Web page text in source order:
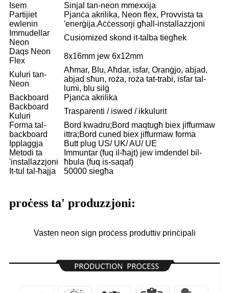
Isem
Sinjal tan-neon mmexxija
Partijiet
ewlenin
Pjanċa akrilika, Neon flex, Provvista ta
'enerġija.Aċċessorji għall-installazzjoni
Immudellar
Neon
Cusiomized skond it-talba tiegħek
Daqs Neon
Flex
8x16mm jew 6x12mm
Kuluri tan-
Neon
Aħmar, Blu, Aħdar, isfar, Oranġjo, abjad,
abjad sħun, roża, roża tat-trabi, isfar tal-
lumi, blu silġ
Backboard
Pjanċa akrilika
Backboard
Kuluri
Trasparenti / iswed / ikkulurit
Forma tal-
backboard
Bord kwadru;Bord maqtugħ biex jiffurmaw
ittra;Bord cuned biex jiffurmaw forma
Ipplaggja
Butt plug US/ UK/ AU/ UE
Metodi ta
'installazzjoni
Immuntar (fuq il-ħajt) jew imdendel bil-
ħbula (fuq is-saqaf)
It-tul tal-ħajja
50000 siegħa
proċess ta' produzzjoni:
Vasten neon sign proċess produttiv prinċipali